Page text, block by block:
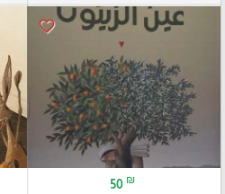
favorite_border
50 ₪